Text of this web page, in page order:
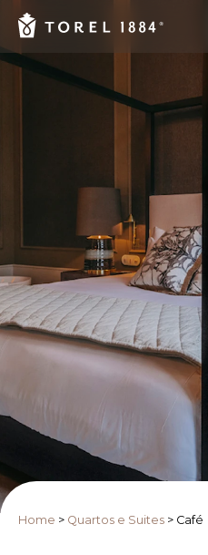
Home > Quartos e Suites > Café